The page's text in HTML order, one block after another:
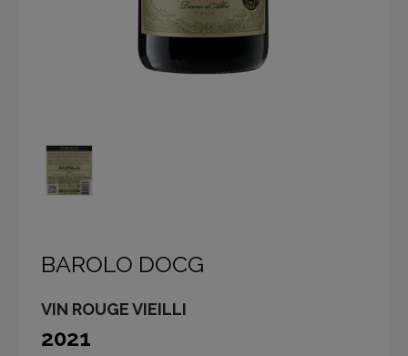
BAROLO DOCG
VIN ROUGE VIEILLI
2021